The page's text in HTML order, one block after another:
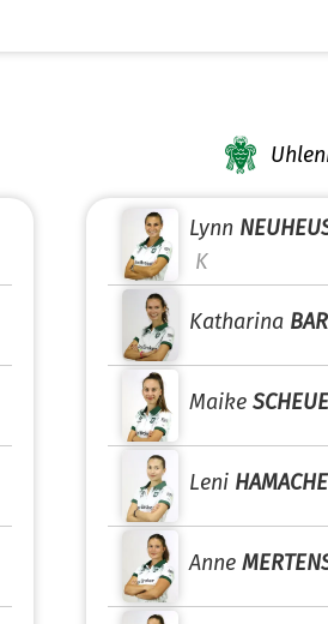
Lynn
K
Katharina
Maike
Leni
Anne